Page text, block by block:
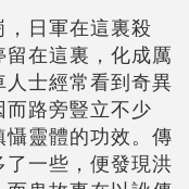
日軍在這裏殺
在這裏，化成厲
士經常看到奇異
路旁豎立不少
懾靈體的功效。傳
一些，便發現洪